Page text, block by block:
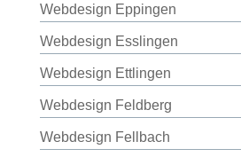
Webdesign Eppingen
Webdesign Esslingen
Webdesign Ettlingen
Webdesign Feldberg
Webdesign Fellbach